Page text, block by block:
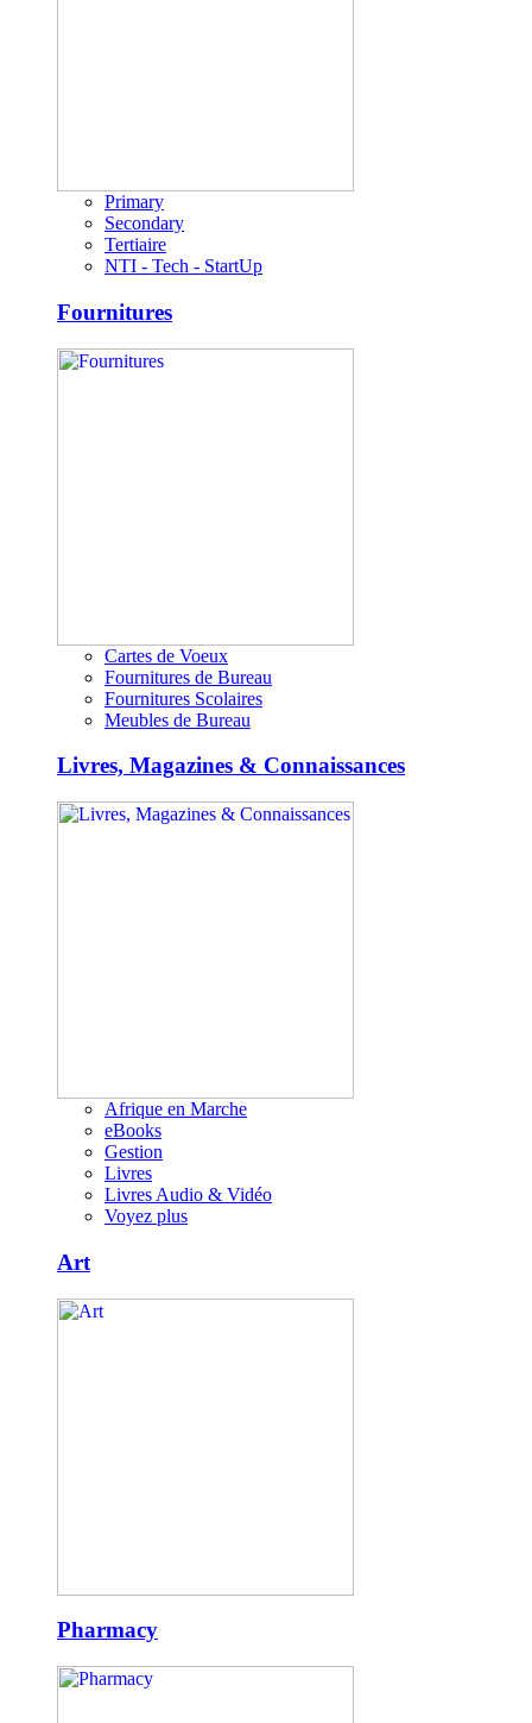
Primary
Secondary
Tertiaire
NTI - Tech - StartUp
Fournitures
Cartes de Voeux
Fournitures de Bureau
Fournitures Scolaires
Meubles de Bureau
Livres, Magazines & Connaissances
Afrique en Marche
eBooks
Gestion
Livres
Livres Audio & Vidéo
Voyez plus
Art
Pharmacy